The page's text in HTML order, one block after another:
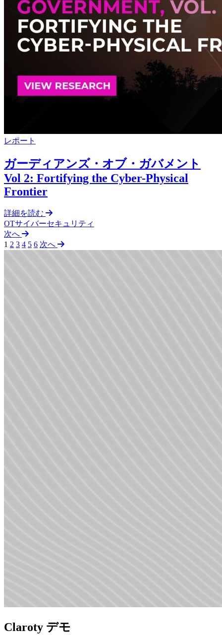
レポート
ガーディアンズ・オブ・ガバメント
Vol 2: Fortifying the Cyber-Physical
Frontier
詳細を読む
OTサイバーセキュリティ
次へ
1 2 3 4 5 6 次へ
Claroty デモ